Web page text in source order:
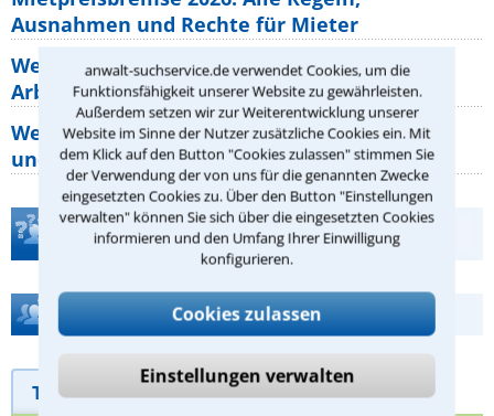
anwalt-suchservice.de verwendet Cookies, um die
Funktionsfähigkeit unserer Website zu gewährleisten.
Außerdem setzen wir zur Weiterentwicklung unserer
Website im Sinne der Nutzer zusätzliche Cookies ein. Mit
dem Klick auf den Button "Cookies zulassen" stimmen Sie
der Verwendung der von uns für die genannten Zwecke
eingesetzten Cookies zu. Über den Button "Einstellungen
verwalten" können Sie sich über die eingesetzten Cookies
informieren und den Umfang Ihrer Einwilligung
konfigurieren.
Cookies zulassen
Einstellungen verwalten
Ausnahmen und Rechte für Mieter
Welche Regeln für Teilnahme, Urlaub,
Arbeitszeit gelten beim
Welche Rechte hat der Käufer eines Pferdes
und wie macht man sie
Teste Dein Rechtswissen
Hilfe bei Ihrer Anwaltsuche?
Telefonhilfe Beratungsanfrage